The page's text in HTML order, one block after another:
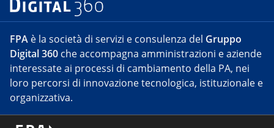
FPA è la società di servizi e consulenza del Gruppo
Digital 360 che accompagna amministrazioni e aziende
interessate ai processi di cambiamento della PA, nei
loro percorsi di innovazione tecnologica, istituzionale e
organizzativa.